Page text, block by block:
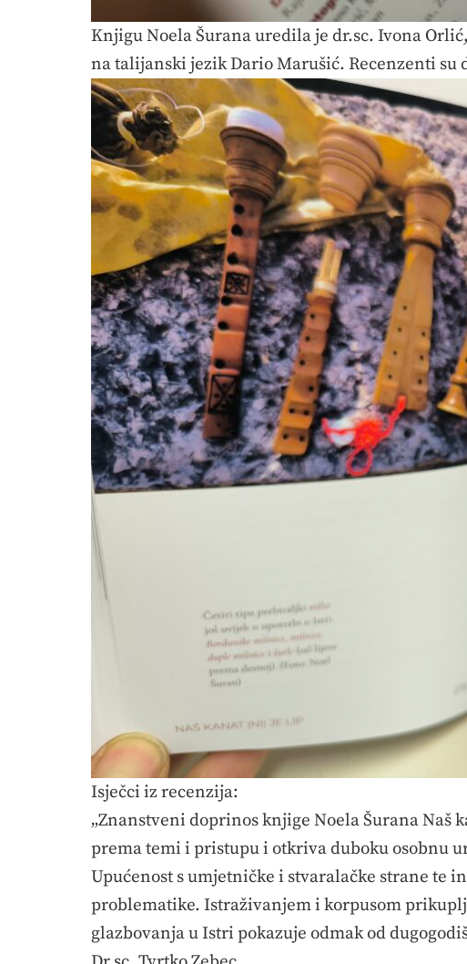
Knjigu Noela Šurana uredila je dr.sc. Ivona
na talijanski jezik Dario Marušić. Recenzenti su
Isječci iz recenzija:
„Znanstveni doprinos knjige Noela Šurana Naš
prema temi i pristupu i otkriva duboku osobnu
Upućenost s umjetničke i stvaralačke strane te
problematike. Istraživanjem i korpusom
glazbovanja u Istri pokazuje odmak od